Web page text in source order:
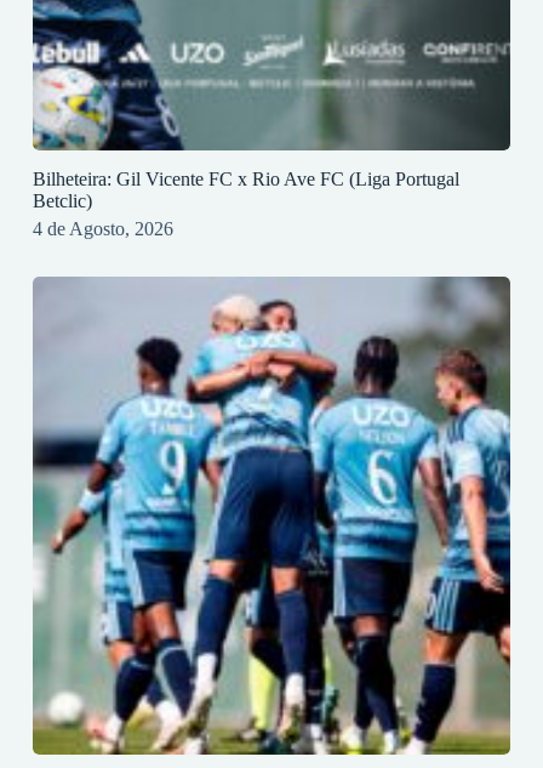
Bilheteira: Gil Vicente FC x Rio Ave FC (Liga Portugal
Betclic)
4 de Agosto, 2026